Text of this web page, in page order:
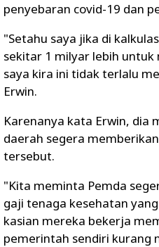
penyebaran covid-19 dan
"Setahu saya jika di
sekitar 1 milyar lebih
saya kira ini tidak terlalu
Erwin.
Karenanya kata Erwin, dia
daerah segera
tersebut.
"Kita meminta Pemda
gaji tenaga kesehatan
kasian mereka bekerja
pemerintah sendiri kurang